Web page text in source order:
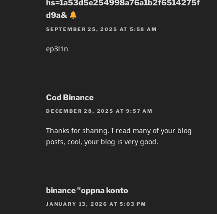
hs=1a53d5e254998a76a1b2f6514275f
d9a&
SEPTEMBER 25, 2025 AT 5:58 AM
ep3l1n
Cod Binance
DECEMBER 28, 2025 AT 9:57 AM
Thanks for sharing. I read many of your blog
posts, cool, your blog is very good.
binance "oppna konto
JANUARY 13, 2026 AT 5:03 PM